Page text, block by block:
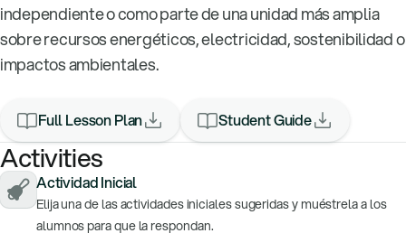
independiente o como parte de una unidad más amplia
sobre recursos energéticos, electricidad, sostenibilidad o
impactos ambientales.
Full Lesson Plan Student Guide
Activities
Actividad Inicial
Elija una de las actividades iniciales sugeridas y muéstrela a los
alumnos para que la respondan.